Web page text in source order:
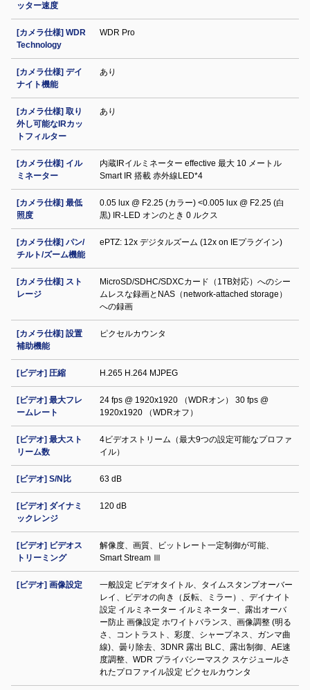
ッター速度
[カメラ仕様] WDR
Technology
WDR Pro
[カメラ仕様] デイ
ナイト機能
あり
[カメラ仕様] 取り
外し可能なIRカッ
トフィルター
あり
[カメラ仕様] イル
ミネーター
内蔵IRイルミネーター effective 最大 10 メートル
Smart IR 搭載 赤外線LED*4
[カメラ仕様] 最低
照度
0.05 lux @ F2.25 (カラー) <0.005 lux @ F2.25 (白
黒) IR‐LED オンのとき 0 ルクス
[カメラ仕様] パン/
チルト/ズーム機能
ePTZ: 12x デジタルズーム (12x on IEプラグイン)
[カメラ仕様] スト
レージ
MicroSD/SDHC/SDXCカード（1TB対応）へのシー
ムレスな録画とNAS（network-attached storage）
への録画
[カメラ仕様] 設置
補助機能
ピクセルカウンタ
[ビデオ] 圧縮 H.265 H.264 MJPEG
[ビデオ] 最大フレ
ームレート
24 fps @ 1920x1920 （WDRオン） 30 fps @
1920x1920 （WDRオフ）
[ビデオ] 最大スト
リーム数
4ビデオストリーム（最大9つの設定可能なプロファ
イル）
[ビデオ] S/N比 63 dB
[ビデオ] ダイナミ
ックレンジ
120 dB
[ビデオ] ビデオス
トリーミング
解像度、画質、ビットレート一定制御が可能、
Smart Stream Ⅲ
[ビデオ] 画像設定
一般設定 ビデオタイトル、タイムスタンプオーバー
レイ、ビデオの向き（反転、ミラー）、デイナイト
設定 イルミネーター イルミネーター、露出オーバ
ー防止 画像設定 ホワイトバランス、画像調整 (明る
さ、コントラスト、彩度、シャープネス、ガンマ曲
線)、曇り除去、3DNR 露出 BLC、露出制御、AE速
度調整、WDR プライバシーマスク スケジュールさ
れたプロファイル設定 ピクセルカウンタ